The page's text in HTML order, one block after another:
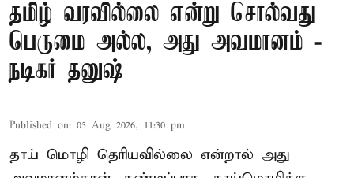
தமிழ் வரவில்லை என்று சொல்வது
பெருமை அல்ல, அது அவமானம் -
நடிகர் தனுஷ்
Published on: 05 Aug 2026, 11:30 pm
தாய் மொழி தெரியவில்லை என்றால் அது